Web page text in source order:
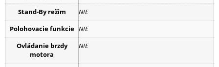
Stand-By režim NIE
Polohovacie funkcie NIE
Ovládanie brzdy
motora
NIE